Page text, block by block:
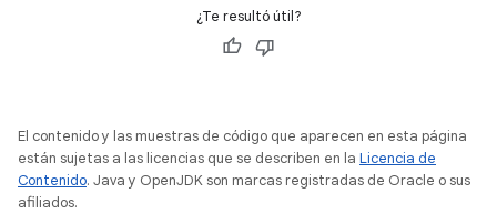
¿Te resultó útil?
El contenido y las muestras de código que aparecen en esta página
están sujetas a las licencias que se describen en la Licencia de
Contenido. Java y OpenJDK son marcas registradas de Oracle o sus
afiliados.